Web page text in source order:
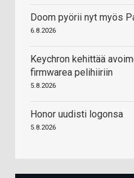
Doom pyörii nyt myös
6.8.2026
Keychron kehittää
firmwarea pelihiiriin
5.8.2026
Honor uudisti logonsa
5.8.2026